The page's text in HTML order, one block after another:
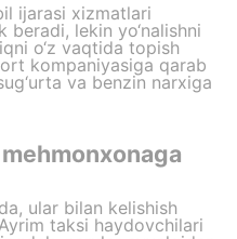
ijarasi xizmatlari
lekin yo‘nalishni
o‘z vaqtida topish
kompaniyasiga qarab
va benzin narxiga
ular bilan kelishish
taksi haydovchilari